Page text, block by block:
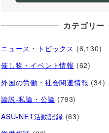
カテゴリー
ニュース・トピックス (6,130)
催し物・イベント情報 (62)
外国の労働・社会関連情報 (34)
論説-私論・公論 (793)
ASU-NET活動記録 (63)